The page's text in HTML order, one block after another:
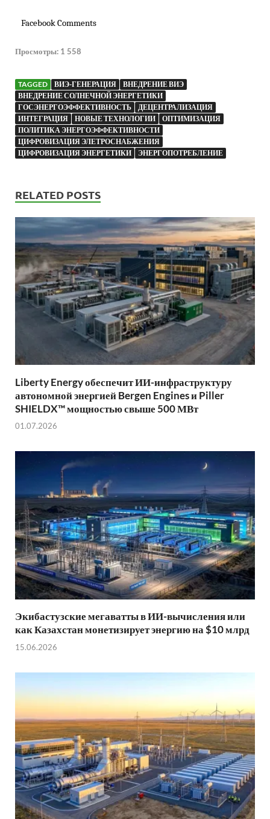
Facebook Comments
Просмотры: 1 558
TAGGED ВИЭ-ГЕНЕРАЦИЯ
ВНЕДРЕНИЕ ВИЭ
ВНЕДРЕНИЕ СОЛНЕЧНОЙ ЭНЕРГЕТИКИ
ГОСЭНЕРГОЭФФЕКТИВНОСТЬ
ДЕЦЕНТРАЛИЗАЦИЯ
ИНТЕГРАЦИЯ
НОВЫЕ ТЕХНОЛОГИИ
ОПТИМИЗАЦИЯ
ПОЛИТИКА ЭНЕРГОЭФФЕКТИВНОСТИ
ЦИФРОВИЗАЦИЯ ЭЛЕТРОСНАБЖЕНИЯ
ЦИФРОВИЗАЦИЯ ЭНЕРГЕТИКИ
ЭНЕРГОПОТРЕБЛЕНИЕ
RELATED POSTS
Liberty Energy обеспечит ИИ-инфраструктуру
автономной энергией Bergen Engines и Piller
SHIELDX™ мощностью свыше 500 МВт
01.07.2026
Экибастузские мегаватты в ИИ-вычисления или
как Казахстан монетизирует энергию на $10 млрд
15.06.2026